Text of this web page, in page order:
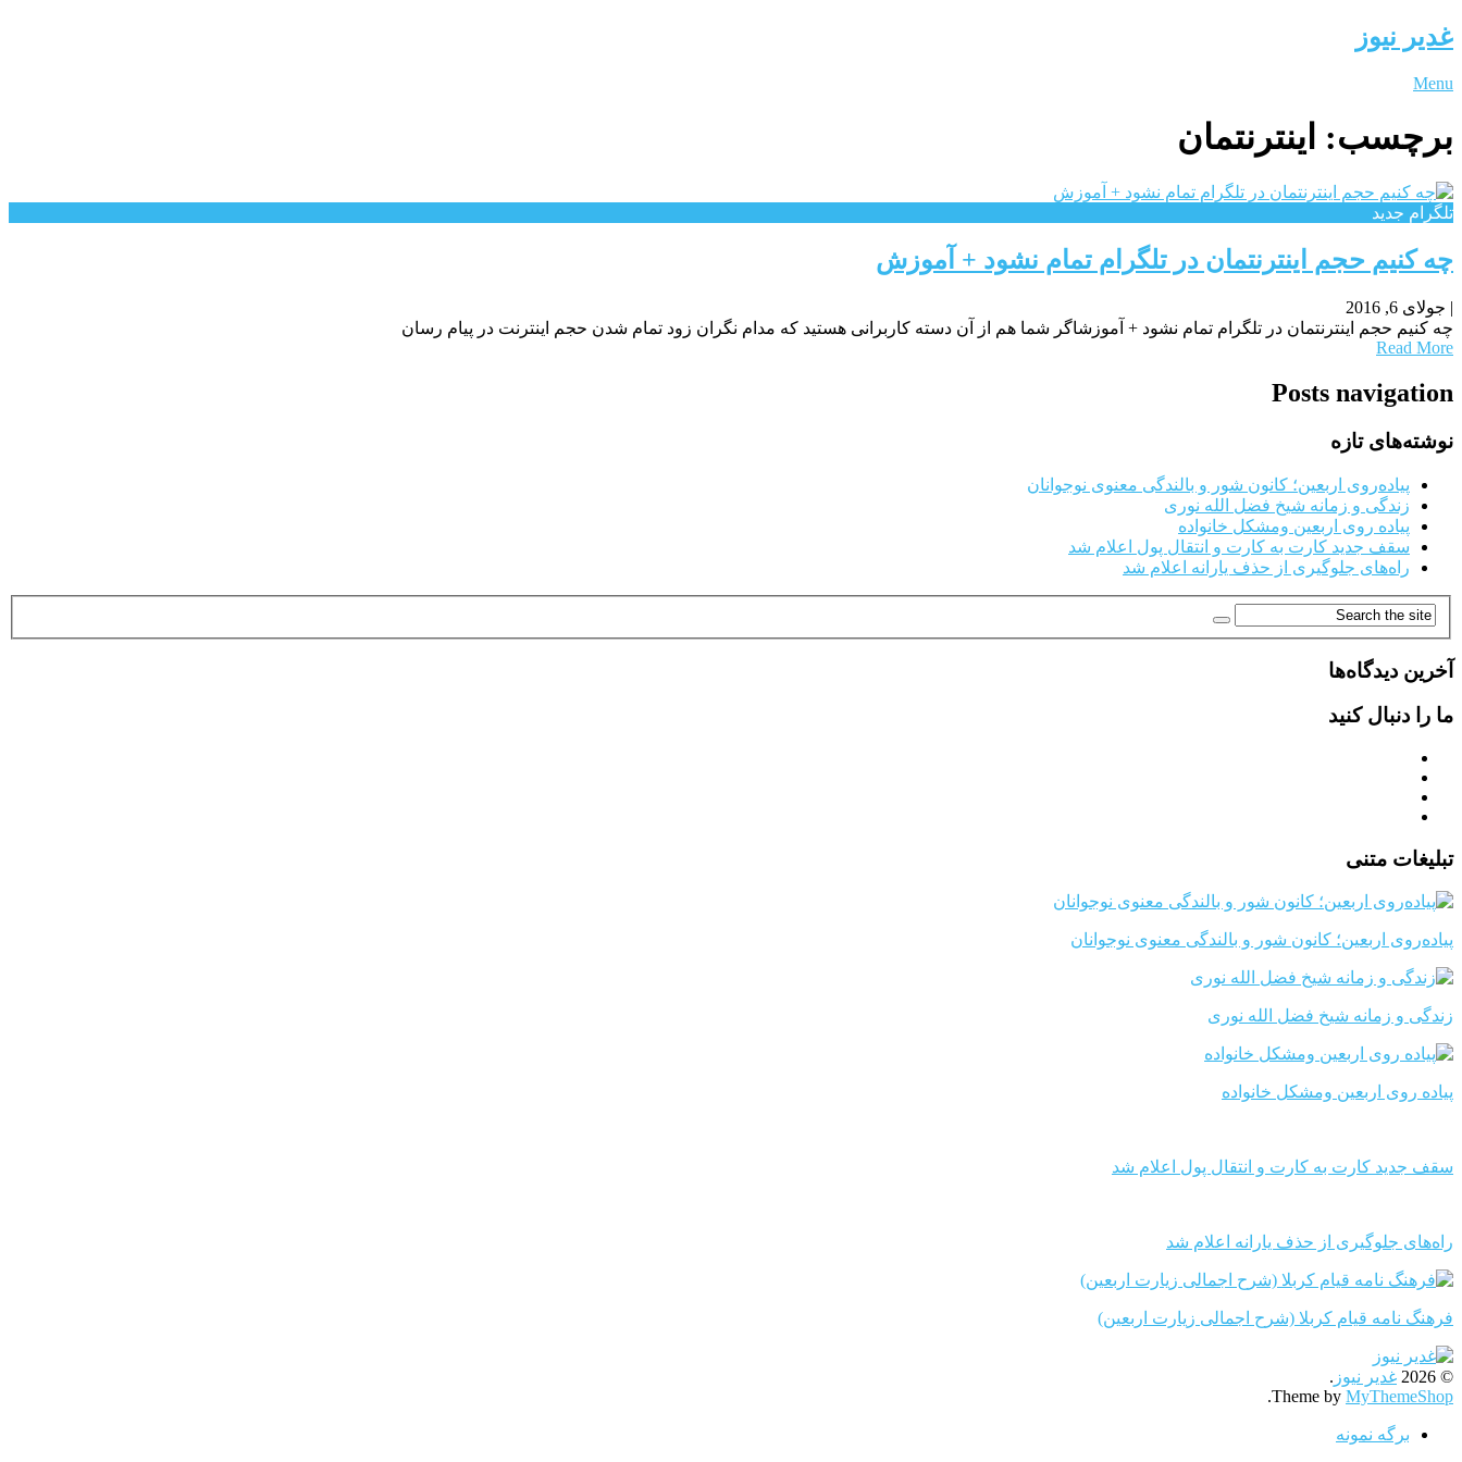
غدیر نیوز
Menu
برچسب: اینترنتمان
تلگرام جدید
چه کنیم حجم اینترنتمان در تلگرام تمام نشود + آموزش
| جولای 6, 2016
چه کنیم حجم اینترنتمان در تلگرام تمام نشود + آموزشاگر شما هم از آن دسته کاربرانی هستید که مدام نگران زود تمام شدن حجم اینترنت در پیام رسان
Read More
Posts navigation
نوشته‌های تازه
پیاده‌روی اربعین؛ کانون شور و بالندگی معنوی نوجوانان
زندگی و زمانه شیخ فضل الله نوری
پیاده روی اربعین ومشکل خانواده
سقف جدید کارت به کارت و انتقال پول اعلام شد
راه‌های جلوگیری از حذف یارانه اعلام شد
آخرین دیدگاه‌ها
ما را دنبال کنید
تبلیغات متنی
پیاده‌روی اربعین؛ کانون شور و بالندگی معنوی نوجوانان
زندگی و زمانه شیخ فضل الله نوری
پیاده روی اربعین ومشکل خانواده
سقف جدید کارت به کارت و انتقال پول اعلام شد
راه‌های جلوگیری از حذف یارانه اعلام شد
فرهنگ نامه قیام کربلا (شرح اجمالی زیارت اربعین)
© 2026 غدیر نیوز .
Theme by MyThemeShop
.
برگه نمونه